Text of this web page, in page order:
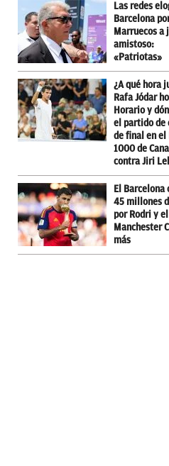
Las redes
Barcelona
Marruecos a
amistoso:
«Patriotas»
¿A qué hora
Rafa Jódar
Horario y
el partido de
de final en el
1000 de
contra Jiri
El Barcelona
45 millones
por Rodri y el
Manchester
más